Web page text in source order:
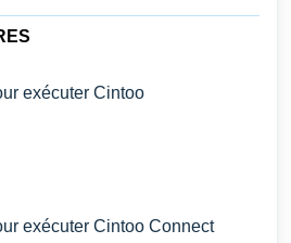
exécuter Cintoo
exécuter Cintoo Connect